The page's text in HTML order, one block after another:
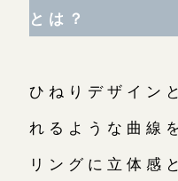
とは？
ひねりデザイン
れるような曲線
リングに立体感
オーダーメイ